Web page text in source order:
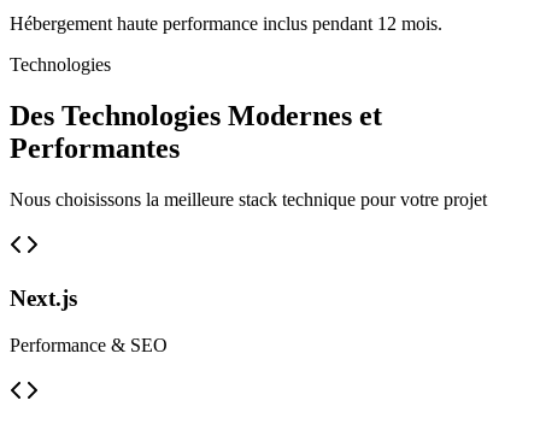
Hébergement haute performance inclus pendant 12 mois.
Technologies
Des Technologies Modernes et
Performantes
Nous choisissons la meilleure stack technique pour votre projet
Next.js
Performance & SEO